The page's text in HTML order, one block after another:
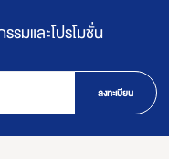
รมและโปรโมชั่น
ลงทะเบียน